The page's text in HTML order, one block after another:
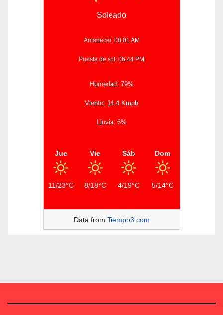
Soleado
Amanecer: 08:01 AM
Puesta de sol: 06:44 PM
Humedad: 79%
Viento: 14.4 Kmph
Lluvia: 6%
Jue
11/23°C
Vie
8/18°C
Sáb
4/19°C
Dom
5/14°C
Data from Tiempo3.com